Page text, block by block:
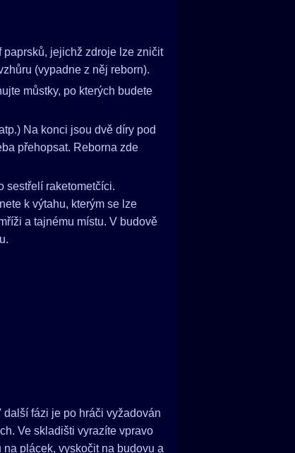
paprsků, jejichž zdroje lze zničit
(vypadne z něj reborn).
můstky, po kterých budete
Na konci jsou dvě díry pod
přehopsat. Reborna zde
sestřelí raketometčíci.
k výtahu, kterým se lze
a tajnému místu. V budově
fázi je po hráči vyžadován
Ve skladišti vyrazíte vpravo
plácek, vyskočit na budovu a